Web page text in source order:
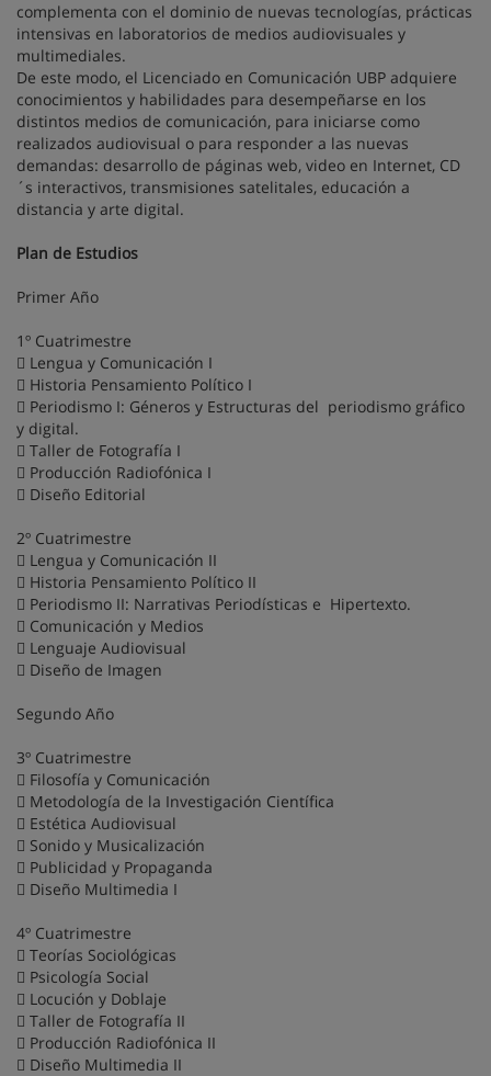
complementa con el dominio de nuevas tecnologías, prácticas
intensivas en laboratorios de medios audiovisuales y
multimediales.
De este modo, el Licenciado en Comunicación UBP adquiere
conocimientos y habilidades para desempeñarse en los
distintos medios de comunicación, para iniciarse como
realizados audiovisual o para responder a las nuevas
demandas: desarrollo de páginas web, video en Internet, CD
´s interactivos, transmisiones satelitales, educación a
distancia y arte digital.
Plan de Estudios
Primer Año
1º Cuatrimestre
 Lengua y Comunicación I
 Historia Pensamiento Político I
 Periodismo I: Géneros y Estructuras del periodismo gráfico
y digital.
 Taller de Fotografía I
 Producción Radiofónica I
 Diseño Editorial
2º Cuatrimestre
 Lengua y Comunicación II
 Historia Pensamiento Político II
 Periodismo II: Narrativas Periodísticas e Hipertexto.
 Comunicación y Medios
 Lenguaje Audiovisual
 Diseño de Imagen
Segundo Año
3º Cuatrimestre
 Filosofía y Comunicación
 Metodología de la Investigación Científica
 Estética Audiovisual
 Sonido y Musicalización
 Publicidad y Propaganda
 Diseño Multimedia I
4º Cuatrimestre
 Teorías Sociológicas
 Psicología Social
 Locución y Doblaje
 Taller de Fotografía II
 Producción Radiofónica II
 Diseño Multimedia II